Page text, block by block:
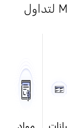
6 أسباب لاختيار Modmount لتداول